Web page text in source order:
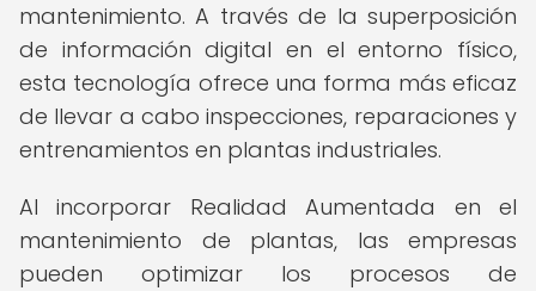
mantenimiento. A través de la superposición
de información digital en el entorno físico,
esta tecnología ofrece una forma más eficaz
de llevar a cabo inspecciones, reparaciones y
entrenamientos en plantas industriales.
Al incorporar Realidad Aumentada en el
mantenimiento de plantas, las empresas
pueden optimizar los procesos de